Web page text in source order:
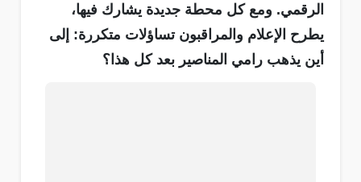
الرقمي. ومع كل محطة جديدة يشارك فيها،
يطرح الإعلام والمراقبون تساؤلات متكررة: إلى
أين يذهب رامي المناصير بعد كل هذا؟